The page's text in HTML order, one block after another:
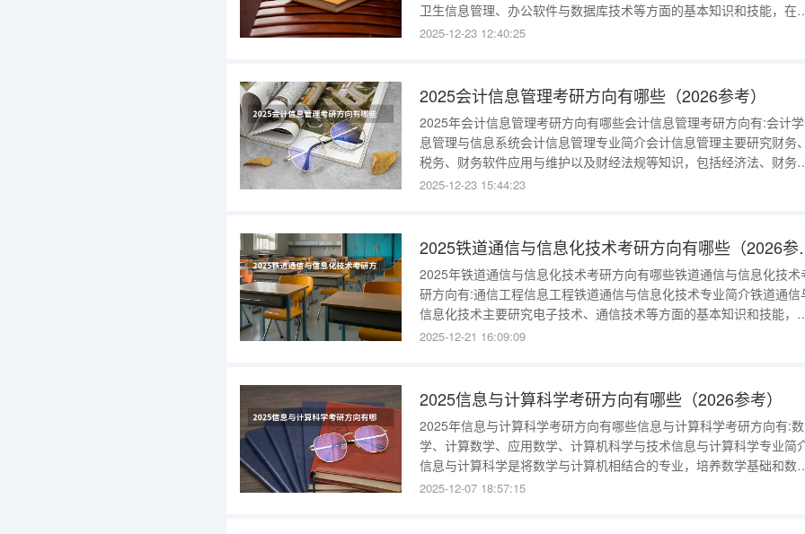
卫生信息管理、办公软件与数据库技术等方面的基本知识和技能，在
级各类医疗卫生机构进行医药卫生信息的采集、处理与管理以及网络信
库病案信息系统
2025-12-23 12:40:25
2025会计信息管理考研方向有哪些（2026参考）
2025年会计信息管理考研方向有哪些会计信息管理考研方向有:会计
息管理与信息系统会计信息管理专业简介会计信息管理主要研究财务、
税务、财务软件应用与维护以及财经法规等知识，包括经济法、财务
计、财务软件的应用以及税费的计算与申报等，是对经过加工处理后产
键词：会计信息
2025-12-23 15:44:23
2025铁道通
2025年铁道通信与信息化技术考研方向有哪些铁道通信与信息化技术
研方向有:通信工程信息工程铁道通信与信息化技术专业简介铁道通信
信息化技术主要研究电子技术、通信技术等方面的基本知识和技能，
行铁路网络和铁路通信设备的调试、检修、维护、管理等。常见的铁路
技术》、《通信
2025-12-21 16:09:09
2025信息与计算科学考研方向有哪些（2026参考）
2025年信息与计算科学考研方向有哪些信息与计算科学考研方向有:数
学、计算数学、应用数学、计算机科学与技术信息与计算科学专业简
信息与计算科学是将数学与计算机相结合的专业，培养数学基础和数
思维能力的同时，能够熟练地使用计算机以最快的算法计算复杂的数学
2025-12-07 18:57:15